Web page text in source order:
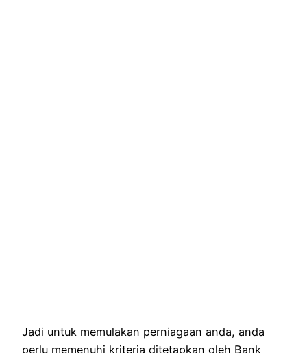
Jadi untuk memulakan perniagaan anda, anda
perlu memenuhi kriteria ditetapkan oleh Bank